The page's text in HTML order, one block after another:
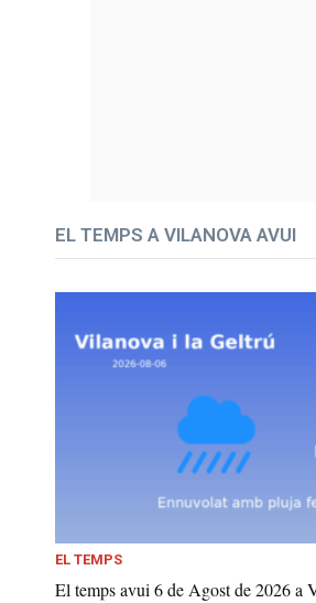
EL TEMPS A VILANOVA AVUI
EL TEMPS
El temps avui 6 de Agost de 2026 a